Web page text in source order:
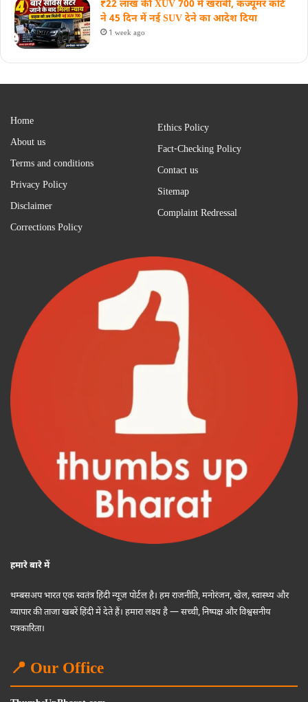
₹22 लाख की XUV 700 में खराबी, कंज्यूमर कोर्ट
ने 45 दिन में नई SUV देने का आदेश दिया
1 week ago
Home
About us
Terms and conditions
Privacy Policy
Disclaimer
Corrections Policy
Ethics Policy
Fact-Checking Policy
Contact us
Sitemap
Complaint Redressal
हमारे बारे में
थम्बसअप भारत एक स्वतंत्र हिंदी न्यूज पोर्टल है। हम राजनीति, मनोरंजन, खेल, स्वास्थ्य और
व्यापार की ताजा खबरें हिंदी में देते हैं। हमारा लक्ष्य है — सच्ची, निष्पक्ष और विश्वसनीय
पत्रकारिता।
📍 Our Office